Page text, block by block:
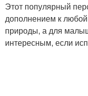
Этот популярный
дополнением к
природы, а для
интересным, если